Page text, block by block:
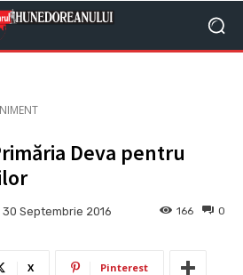
Deva pentru
30 Septembrie 2016 0
166
X Pinterest